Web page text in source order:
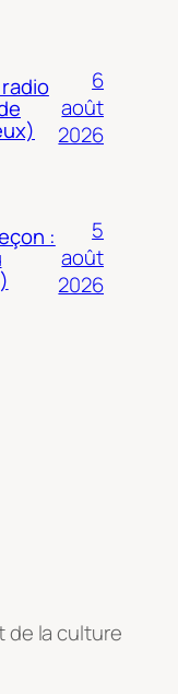
6
août
2026
:
5
août
2026
de la culture